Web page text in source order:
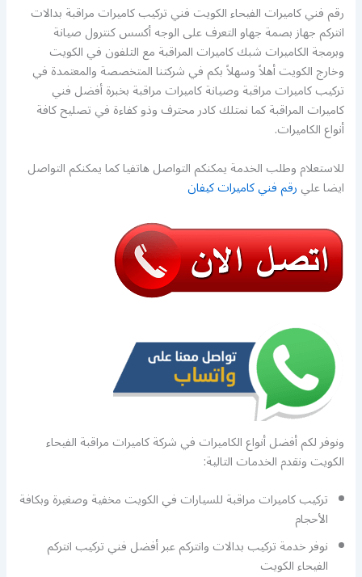
رقم فني كاميرات الفيحاء الكويت فني تركيب كاميرات مراقبة بدالات
انتركم جهاز بصمة جهاو التعرف على الوجه أكسس كنترول صيانة
وبرمجة الكاميرات شبك كاميرات المراقبة مع التلفون في الكويت
وخارج الكويت أهلاً وسهلاً بكم في شركتنا المتخصصة والمعتمدة في
تركيب كاميرات مراقبة وصيانة كاميرات مراقبة بخبرة أفضل فني
كاميرات المراقبة كما نمتلك كادر محترف وذو كفاءة في تصليح كافة
أنواع الكاميرات.
للاستعلام وطلب الخدمة يمكنكم التواصل هاتفيا كما يمكنكم التواصل
ايضا عليرقم فني كاميرات كيفان
ونوفر لكم أفضل أنواع الكاميرات في شركة كاميرات مراقبة الفيحاء
الكويت ونقدم الخدمات التالية:
تركيب كاميرات مراقبة للسيارات في الكويت مخفية وصغيرة وبكافة
الأحجام
نوفر خدمة تركيب بدالات وانتركم عبر أفضل فني تركيب انتركم
الفيحاء الكويت